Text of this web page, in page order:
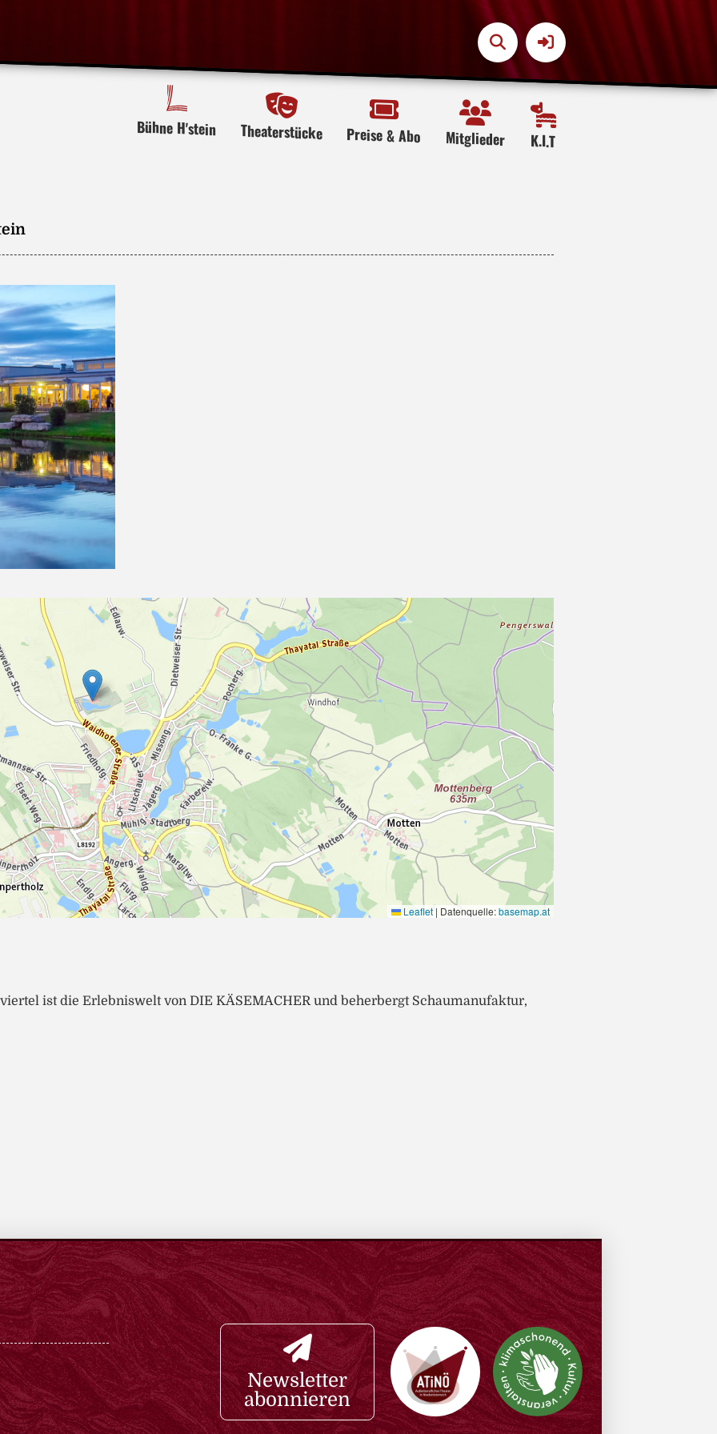
Bühne H'stein Theaterstücke Preise & Abo Mitglieder K.I.T
Leaflet | Datenquelle:basemap.at
ist die Erlebniswelt von DIE KÄSEMACHER und beherbergt Schaumanufaktur,
Newsletter
abonnieren